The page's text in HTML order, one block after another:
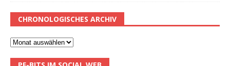
CHRONOLOGISCHES ARCHIV